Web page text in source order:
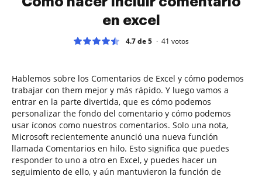
en excel
4.7 de 5 41 votos
Hablemos sobre los Comentarios de Excel y cómo podemos
trabajar con them mejor y más rápido. Y luego vamos a
entrar en la parte divertida, que es cómo podemos
personalizar the fondo del comentario y cómo podemos
usar íconos como nuestros comentarios. Solo una nota,
Microsoft recientemente anunció una nueva función
llamada Comentarios en hilo. Esto significa que puedes
responder to uno a otro en Excel, y puedes hacer un
seguimiento de ello, y aún mantuvieron la función de